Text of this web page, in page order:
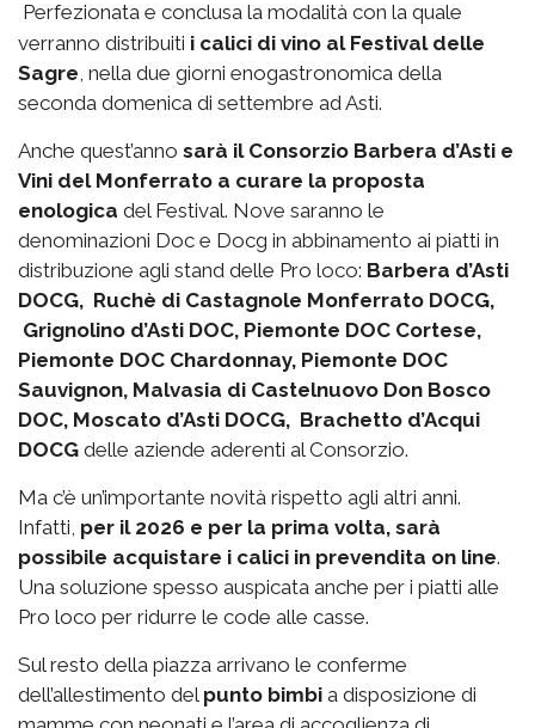
Perfezionata e conclusa la modalità con la quale
verranno distribuiti i calici di vino al Festival delle
Sagre, nella due giorni enogastronomica della
seconda domenica di settembre ad Asti.
Anche quest’anno sarà il Consorzio Barbera d’Asti e
Vini del Monferrato a curare la proposta
enologica del Festival. Nove saranno le
denominazioni Doc e Docg in abbinamento ai piatti in
distribuzione agli stand delle Pro loco: Barbera d’Asti
DOCG, Ruchè di Castagnole Monferrato DOCG,
Grignolino d’Asti DOC, Piemonte DOC Cortese,
Piemonte DOC Chardonnay, Piemonte DOC
Sauvignon, Malvasia di Castelnuovo Don Bosco
DOC, Moscato d’Asti DOCG, Brachetto d’Acqui
DOCG delle aziende aderenti al Consorzio.
Ma c’è un’importante novità rispetto agli altri anni.
Infatti, per il 2026 e per la prima volta, sarà
possibile acquistare i calici in prevendita on line.
Una soluzione spesso auspicata anche per i piatti alle
Pro loco per ridurre le code alle casse.
Sul resto della piazza arrivano le conferme
dell’allestimento del punto bimbi a disposizione di